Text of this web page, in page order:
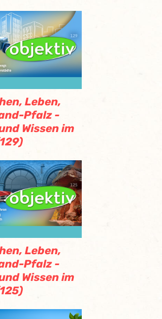
Leben,
Pfalz -
Wissen im
Leben,
Pfalz -
Wissen im